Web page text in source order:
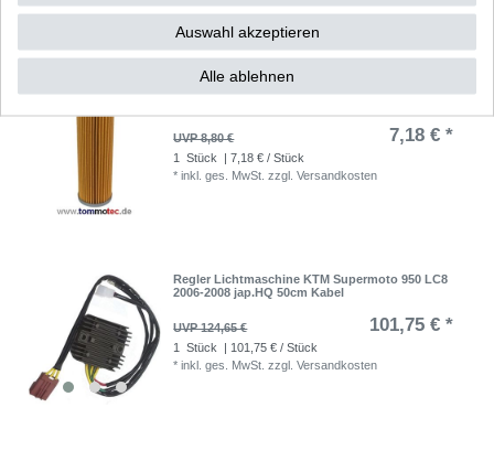
UVP 8,80 € 7,18 € *
1 Stück
| 7,18 € / Stück
*inkl. ges. MwSt. zzgl.Versandkosten
Regler Lichtmaschine KTM Supermoto 950 LC8
2006-2008 jap.HQ 50cm Kabel
UVP 124,65 € 101,75 € *
1 Stück
| 101,75 € / Stück
*inkl. ges. MwSt. zzgl.Versandkosten
Auswahl akzeptieren
Alle ablehnen